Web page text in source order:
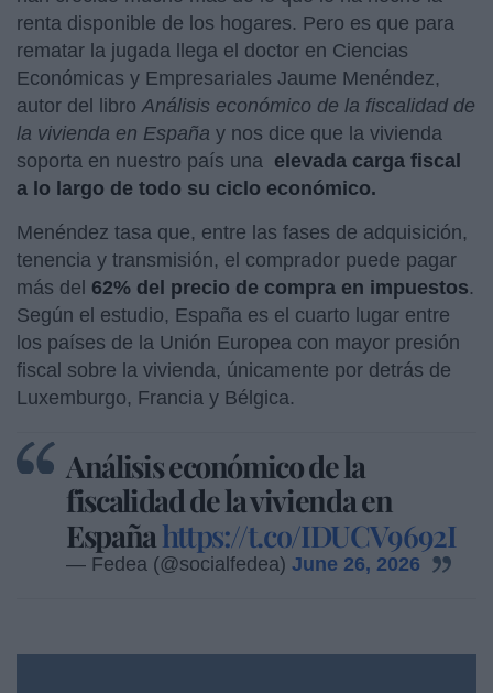
renta disponible de los hogares. Pero es que para
rematar la jugada llega el doctor en Ciencias
Económicas y Empresariales Jaume Menéndez,
autor del libro Análisis económico de la fiscalidad de
la vivienda en España y nos dice que la vivienda
soporta en nuestro país una elevada carga fiscal
a lo largo de todo su ciclo económico.
Menéndez tasa que, entre las fases de adquisición,
tenencia y transmisión, el comprador puede pagar
más del 62% del precio de compra en impuestos.
Según el estudio, España es el cuarto lugar entre
los países de la Unión Europea con mayor presión
fiscal sobre la vivienda, únicamente por detrás de
Luxemburgo, Francia y Bélgica.
Análisis económico de la
fiscalidad de la vivienda en
Españahttps://t.co/IDUCV9692I
— Fedea (@socialfedea) June 26, 2026